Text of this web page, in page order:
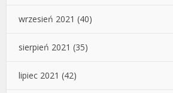
wrzesień 2021 (40)
sierpień 2021 (35)
lipiec 2021 (42)